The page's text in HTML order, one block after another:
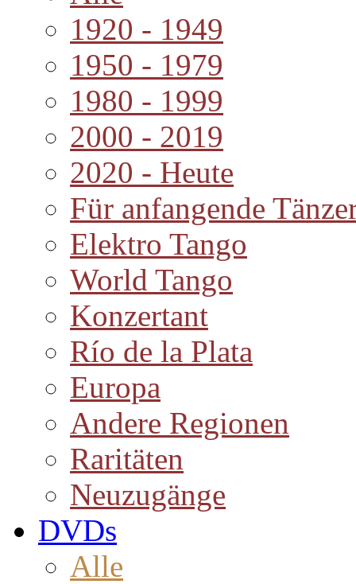
1920 - 1949
1950 - 1979
1980 - 1999
2000 - 2019
2020 - Heute
Für anfangende
Elektro Tango
World Tango
Konzertant
Río de la Plata
Europa
Andere Regionen
Raritäten
Neuzugänge
DVDs
Alle